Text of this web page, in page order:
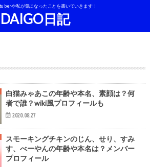
や私が気になったことを書いていきます！
DAIGO日記
白猫みゃあこの年齢や本名、素顔は？何
者で誰？wiki風プロフィールも
2020.08.27
スモーキングチキンのじん、せり、すみ
す、べーやんの年齢や本名は？メンバー
プロフィール